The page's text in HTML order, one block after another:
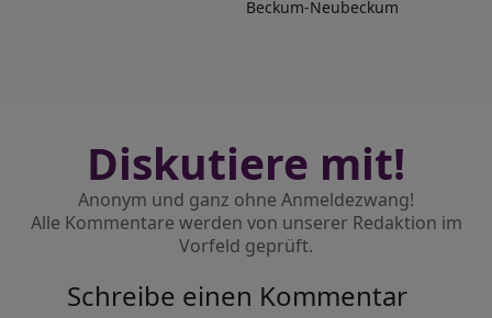
Beckum-Neubeckum
Diskutiere mit!
Anonym und ganz ohne Anmeldezwang!
Alle Kommentare werden von unserer Redaktion im
Vorfeld geprüft.
Schreibe einen Kommentar